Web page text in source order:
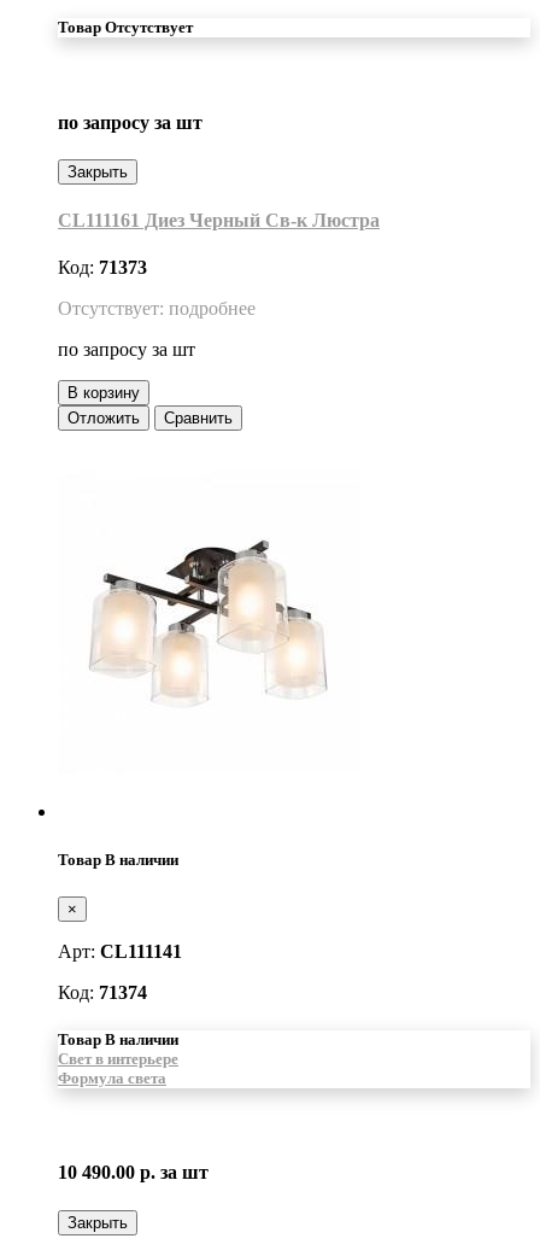
Товар Отсутствует
по запросу за шт
Закрыть
CL111161 Диез Черный Св-к Люстра
Код: 71373
Отсутствует: подробнее
по запросу за шт
В корзину
Отложить
Сравнить
Товар В наличии
×
Арт: CL111141
Код: 71374
Товар В наличии
Свет в интерьере
Формула света
10 490.00 р. за шт
Закрыть